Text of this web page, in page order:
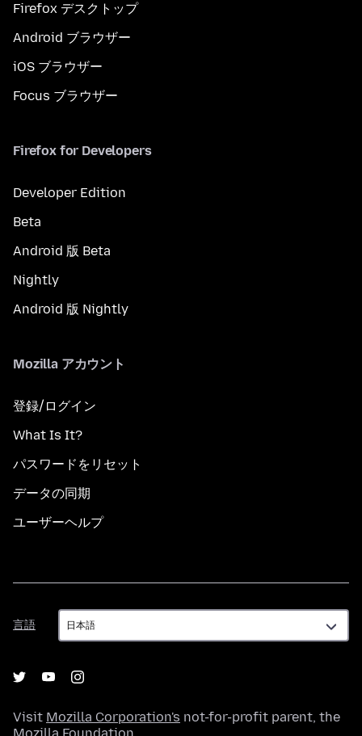
Firefox デスクトップ
Android ブラウザー
iOS ブラウザー
Focus ブラウザー
Firefox for Developers
Developer Edition
Beta
Android 版 Beta
Nightly
Android 版 Nightly
Mozilla アカウント
登録/ログイン
What Is It?
パスワードをリセット
データの同期
ユーザーヘルプ
言語
言
語
Visit Mozilla Corporation's not-for-profit parent, the